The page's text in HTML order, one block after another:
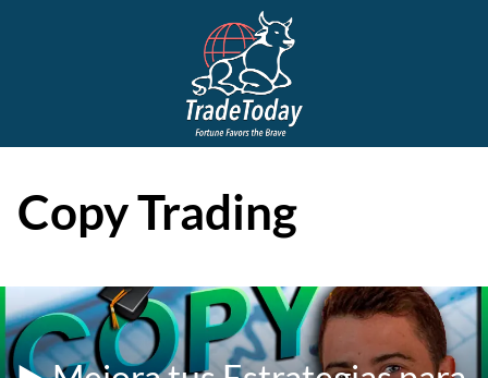
Copy Trading